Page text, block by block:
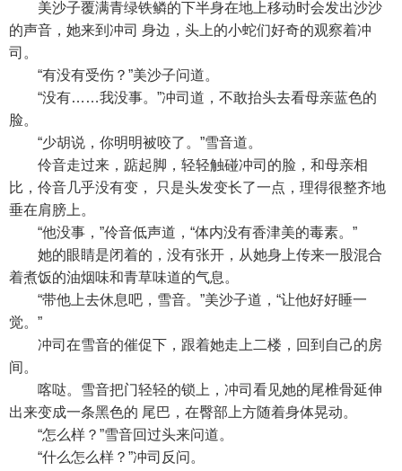
美沙子覆满青绿铁鳞的下半身在地上移动时会发出沙沙
的声音，她来到冲司 身边，头上的小蛇们好奇的观察着冲
司。
“有没有受伤？”美沙子问道。
“没有……我没事。”冲司道，不敢抬头去看母亲蓝色的
脸。
“少胡说，你明明被咬了。”雪音道。
伶音走过来，踮起脚，轻轻触碰冲司的脸，和母亲相
比，伶音几乎没有变， 只是头发变长了一点，理得很整齐地
垂在肩膀上。
“他没事，”伶音低声道，“体内没有香津美的毒素。”
她的眼睛是闭着的，没有张开，从她身上传来一股混合
着煮饭的油烟味和青草味道的气息。
“带他上去休息吧，雪音。”美沙子道，“让他好好睡一
觉。”
冲司在雪音的催促下，跟着她走上二楼，回到自己的房
间。
喀哒。雪音把门轻轻的锁上，冲司看见她的尾椎骨延伸
出来变成一条黑色的 尾巴，在臀部上方随着身体晃动。
“怎么样？”雪音回过头来问道。
“什么怎么样？”冲司反问。